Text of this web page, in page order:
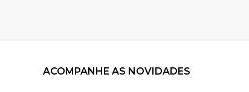
ACOMPANHE AS NOVIDADES